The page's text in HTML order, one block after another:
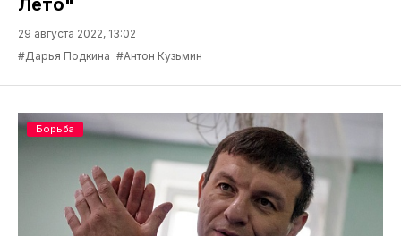
29 августа 2022, 13:02
#Дарья Подкина #Антон Кузьмин
Борьба